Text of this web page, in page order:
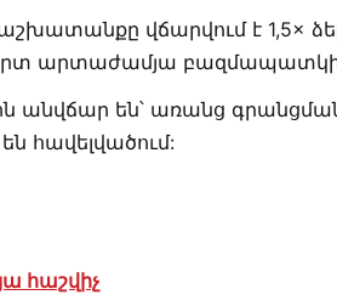
վճարվում է 1,5×
արտաժամյա
անվճար են՝ առանց
հավելվածում:
հաշվիչ